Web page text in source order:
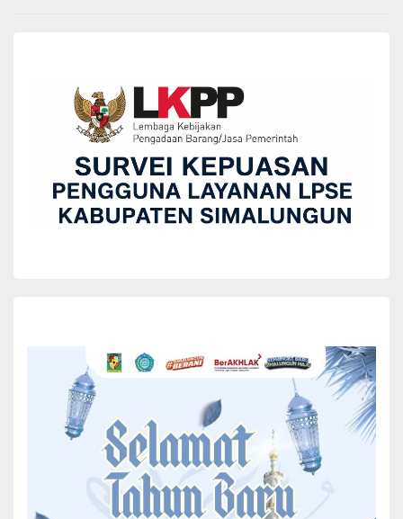
PD AGRO MADEAR
PD Agro Madear Belajar ke PUD Pasar Medan
Tentang Sistem Penerapan Pasar
Yuni Rafidhah May 25, 2022
J
ajaran Direksi Perusahaan Umum Daerah (PUD) Pasar
Rombongan PD Agro Madear Simalungun dipimpin langsung oleh
Direktur Umum dan Pemasaran Axel Sudi Jaya Saragih didampingi
Analis Kebijakan Perekonomian Bagian Perekonomian Sekretariat
Kabupaten Simalungun Dra. Masta Saragih dan Staf Bagian
Perekonomian Erni Kiki Marietta Purba. Kehadiran PD Agro Madear
ke PUD Pasar Medan untuk belajar sistem penerapan pasar agar
dapat diterapkan di Simalungun